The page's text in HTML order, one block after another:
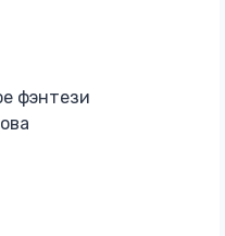
фэнтези